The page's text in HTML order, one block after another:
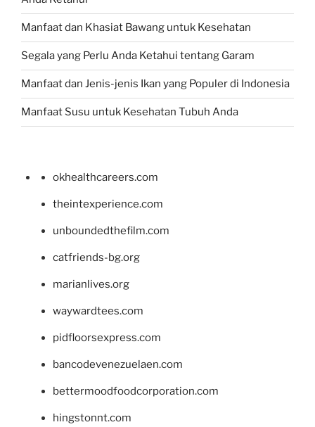
Manfaat dan Khasiat Bawang untuk Kesehatan
Segala yang Perlu Anda Ketahui tentang Garam
Manfaat dan Jenis-jenis Ikan yang Populer di Indonesia
Manfaat Susu untuk Kesehatan Tubuh Anda
okhealthcareers.com
theintexperience.com
unboundedthefilm.com
catfriends-bg.org
marianlives.org
waywardtees.com
pidfloorsexpress.com
bancodevenezuelaen.com
bettermoodfoodcorporation.com
hingstonnt.com